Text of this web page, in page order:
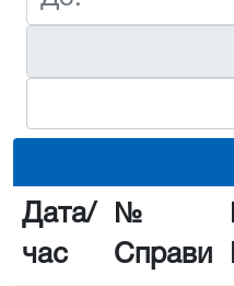
Дата/
час
№
Справи